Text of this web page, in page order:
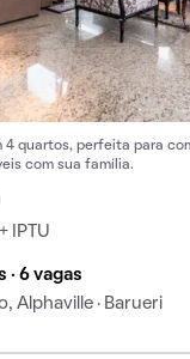
4 quartos, perfeita para
com sua família.
IPTU
· 6 vagas
Alphaville · Barueri